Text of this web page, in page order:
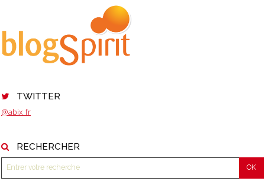
TWITTER
@abix_fr
RECHERCHER